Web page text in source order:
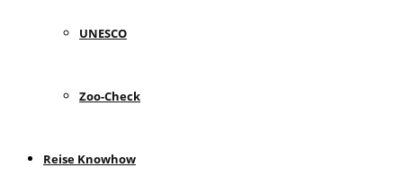
UNESCO
Zoo-Check
Reise Knowhow